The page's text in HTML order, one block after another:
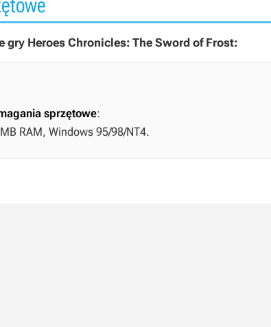
gry Heroes Chronicles: The Sword of Frost:
sprzętowe:
RAM, Windows 95/98/NT4.